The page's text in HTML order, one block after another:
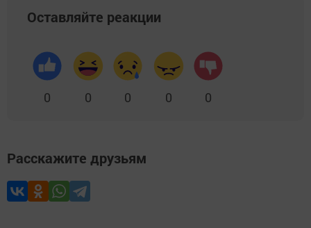
Оставляйте реакции
0 0 0 0 0
Расскажите друзьям